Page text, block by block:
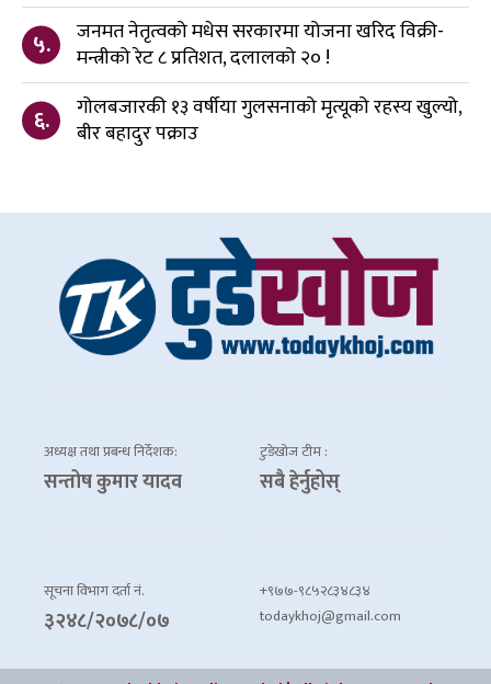
५.
जनमत नेतृत्वको मधेस सरकारमा योजना खरिद विक्री-
मन्त्रीको रेट ८ प्रतिशत, दलालको २० !
६.
गोलबजारकी १३ वर्षीया गुलसनाको मृत्यूको रहस्य खुल्यो,
बीर बहादुर पक्राउ
अध्यक्ष तथा प्रबन्ध निर्देशक:
सन्तोष कुमार यादव
टुडेखोज टीम :
सबै हेर्नुहोस्
सूचना विभाग दर्ता नं.
३२४८/२०७८/०७
+९७७-९८५२८३४८३४
todaykhoj@gmail.com